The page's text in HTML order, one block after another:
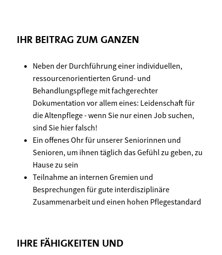
IHR BEITRAG ZUM GANZEN
Neben der Durchführung einer individuellen,
ressourcenorientierten Grund- und
Behandlungspflege mit fachgerechter
Dokumentation vor allem eines: Leidenschaft für
die Altenpflege - wenn Sie nur einen Job suchen,
sind Sie hier falsch!
Ein offenes Ohr für unserer Seniorinnen und
Senioren, um ihnen täglich das Gefühl zu geben, zu
Hause zu sein
Teilnahme an internen Gremien und
Besprechungen für gute interdisziplinäre
Zusammenarbeit und einen hohen Pflegestandard
IHRE FÄHIGKEITEN UND